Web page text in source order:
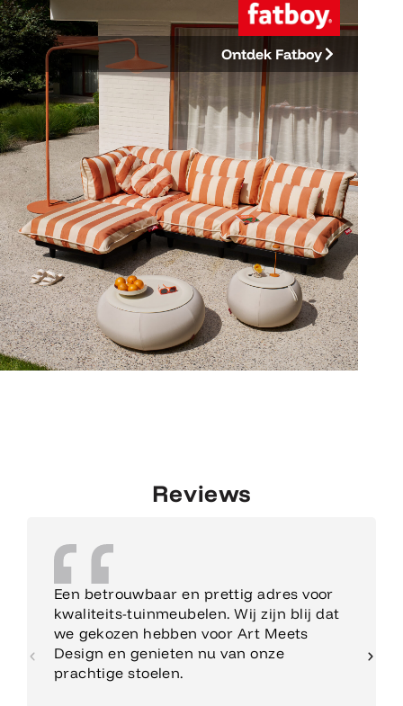
Ontdek Fatboy
Reviews
Een betrouwbaar en prettig adres voor
kwaliteits-tuinmeubelen. Wij zijn blij dat
we gekozen hebben voor Art Meets
Design en genieten nu van onze
prachtige stoelen.